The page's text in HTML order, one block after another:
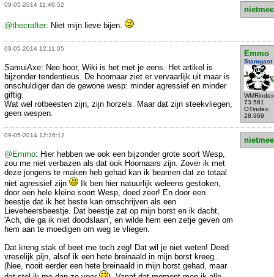
09-05-2014 11:46:52
@thecrafter: Niet mijn lieve bijen.
09-05-2014 12:11:05
Emmo
Stamgast
73.581
OTindex:
28.969
SamuiAxe: Nee hoor, Wiki is het met je eens. Het artikel is
bijzonder tendentieus. De hoornaar ziet er vervaarlijk uit maar is
onschuldiger dan de gewone wesp: minder agressief en minder
giftig.
Wat wel rotbeesten zijn, zijn horzels. Maar dat zijn steekvliegen,
geen wespen.
09-05-2014 12:26:12
@Emmo: Hier hebben we ook een bijzonder grote soort Wesp,
zou me niet verbazen als dat ook Hoornaars zijn. Zover ik met
deze jongens te maken heb gehad kan ik beamen dat ze totaal
niet agressief zijn
Ik ben hier natuurlijk weleens gestoken,
door een hele kleine soort Wesp, deed zeer! En door een
beestje dat ik het beste kan omschrijven als een
Lieveheersbeestje. Dat beestje zat op mijn borst en ik dacht,
'Ach, die ga ik niet doodslaan', en wilde hem een zetje geven om
hem aan te moedigen om weg te vliegen.
Dat kreng stak of beet me toch zeg! Dat wil je niet weten! Deed
vreselijk pijn, alsof ik een hete breinaald in mijn borst kreeg..
(Nee, nooit eerder een hete breinaald in mijn borst gehad, maar